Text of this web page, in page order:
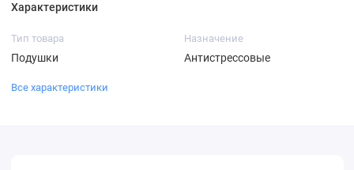
Характеристики
Тип товара
Подушки
Назначение
Антистрессовые
Все характеристики